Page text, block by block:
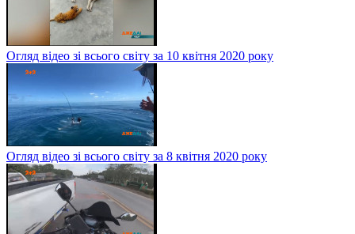
Огляд відео зі всього світу за 10 квітня 2020 року
Огляд відео зі всього світу за 8 квітня 2020 року